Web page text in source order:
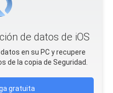
de datos de iOS
en su PC y recupere
de la copia de Seguridad.
gratuita